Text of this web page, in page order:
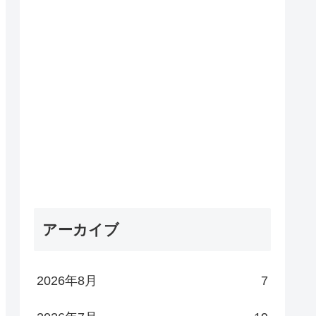
アーカイブ
2026年8月 7